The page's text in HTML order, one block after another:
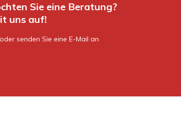
Sie eine Beratung?
uns auf!
senden Sie eine E-Mail an